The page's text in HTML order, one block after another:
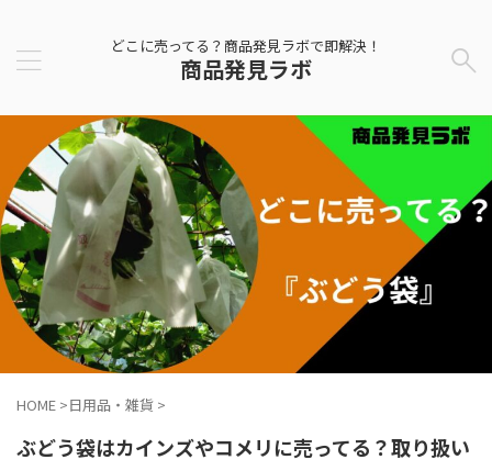
どこに売ってる？商品発見ラボで即解決！
商品発見ラボ
HOME >日用品・雑貨 >
ぶどう袋はカインズやコメリに売ってる？取り扱い